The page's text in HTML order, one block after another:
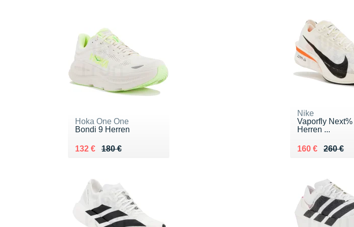
Hoka One One
Bondi 9 Herren
180 €
Au lieu de 180 €
132 €
Vendu 132 €
Nike
Vaporfly
Herren ...
260 €
Au lieu de 260 €
160 €
Vendu 160 €